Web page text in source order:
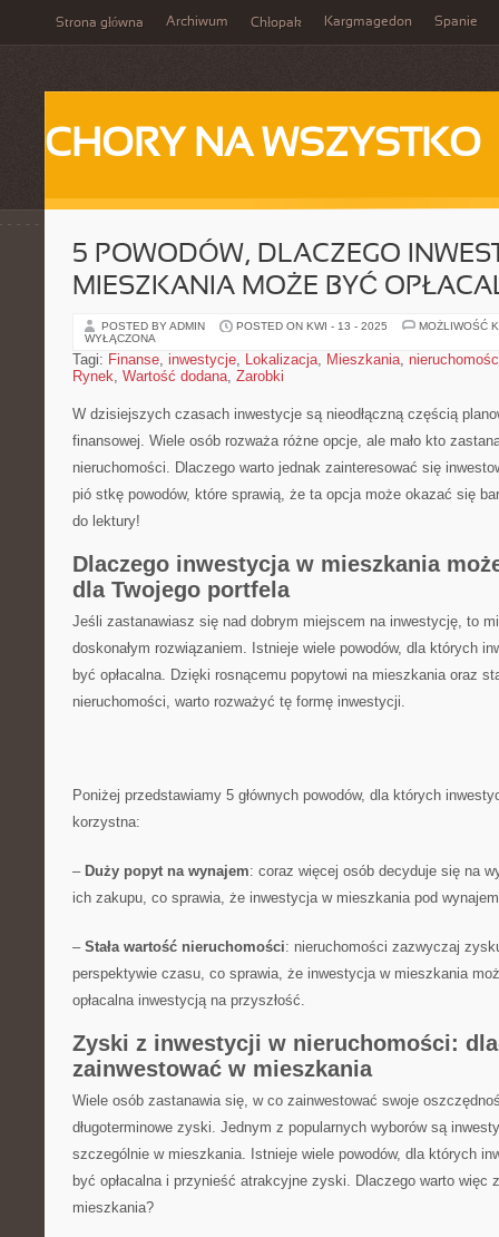
Strona główna Archiwum Chłopak Kargmagedon Spanie
CHORY NA WSZYSTKO
5 POWODÓW, DLACZEGO
MIESZKANIA MOŻE BYĆ
POSTED BY ADMIN POSTED ON KWI - 13 - 2025
MOŻLIWOŚĆ
WYŁĄCZONA
Tagi: Finanse, inwestycje, Lokalizacja, Mieszkania,
Rynek, Wartość dodana, Zarobki
W‌ dzisiejszych czasach ‍inwestycje są nieodłączną ‍częścią
‌finansowej. Wiele osób rozważa różne opcje, ale mało ⁤kto
nieruchomości. Dlaczego warto jednak zainteresować się
pió stkę powodów,​ które sprawią, że ta opcja może okazać się
do lektury!
Dlaczego inwestycja w mieszkania
dla‌ Twojego‌ portfela
Jeśli zastanawiasz się nad dobrym miejscem na inwestycję, ​to
doskonałym rozwiązaniem. Istnieje wiele powodów, dla których
być opłacalna. Dzięki rosnącemu popytowi⁢ na mieszkania oraz
nieruchomości, warto rozważyć tę formę ​inwestycji.
Poniżej przedstawiamy 5​ głównych powodów,​ dla których
korzystna:
– Duży popyt na wynajem: coraz więcej osób decyduje się na
ich zakupu, co sprawia, że inwestycja w mieszkania pod
– Stała wartość nieruchomości: nieruchomości zazwyczaj
⁢perspektywie czasu, co sprawia, ⁣że inwestycja ​w mieszkania
opłacalna inwestycją na przyszłość.
Zyski⁣ z inwestycji ⁢w nieruchomości:
zainwestować w mieszkania
Wiele osób zastanawia⁤ się, w co zainwestować swoje
długoterminowe zyski. ‌Jednym z​ popularnych wyborów są
⁤szczególnie w mieszkania. Istnieje wiele powodów, dla których
być opłacalna i przynieść atrakcyjne zyski. ⁣Dlaczego warto ‌więc
mieszkania?